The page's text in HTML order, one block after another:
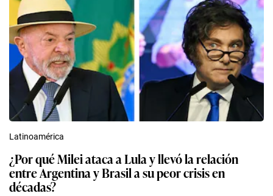
Latinoamérica
¿Por qué Milei ataca a Lula y llevó la relación
entre Argentina y Brasil a su peor crisis en
décadas?